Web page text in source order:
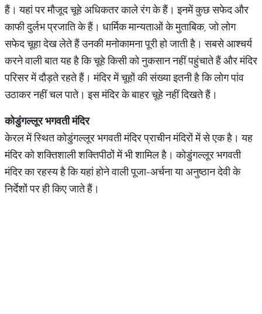
हैं। यहां पर मौजूद चूहे अधिकतर काले रंग के हैं। इनमें कुछ सफेद और
काफी दुर्लभ प्रजाति के हैं। धार्मिक मान्यताओं के मुताबिक, जो लोग
सफेद चूहा देख लेते हैं उनकी मनोकामना पूरी हो जाती है। सबसे आश्चर्य
करने वाली बात यह है कि चूहे किसी को नुकसान नहीं पहुंचाते हैं और मंदिर
परिसर में दौड़ते रहते हैं। मंदिर में चूहों की संख्या इतनी है कि लोग पांव
उठाकर नहीं चल पाते। इस मंदिर के बाहर चूहे नहीं दिखते हैं।
कोडुंगल्लूरभगवतीमंदिर
केरल में स्थित कोडुंगल्लूर भगवती मंदिर प्राचीन मंदिरों में से एक है। यह
मंदिर को शक्तिशाली शक्तिपीठों में भी शामिल है। कोडुंगल्लूर भगवती
मंदिर का रहस्य है कि यहां होने वाली पूजा-अर्चना या अनुष्ठान देवी के
निर्देशों पर ही किए जाते हैं।